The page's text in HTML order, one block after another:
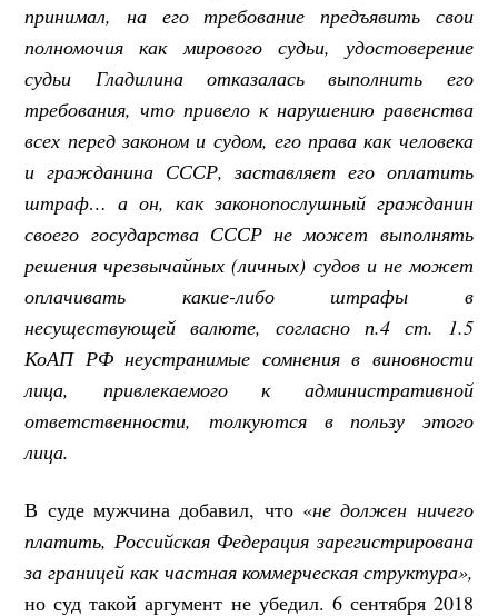
принимал, на его требование предъявить свои
полномочия как мирового судьи, удостоверение
судьи Гладилина отказалась выполнить его
требования, что привело к нарушению равенства
всех перед законом и судом, его права как человека
и гражданина СССР, заставляет его оплатить
штраф… а он, как законопослушный гражданин
своего государства СССР не может выполнять
решения чрезвычайных (личных) судов и не может
оплачивать какие-либо штрафы в
несуществующей валюте, согласно п.4 ст. 1.5
КоАП РФ неустранимые сомнения в виновности
лица, привлекаемого к административной
ответственности, толкуются в пользу этого
лица.
В суде мужчина добавил, что «не должен ничего
платить, Российская Федерация зарегистрирована
за границей как частная коммерческая структура»,
но суд такой аргумент не убедил. 6 сентября 2018